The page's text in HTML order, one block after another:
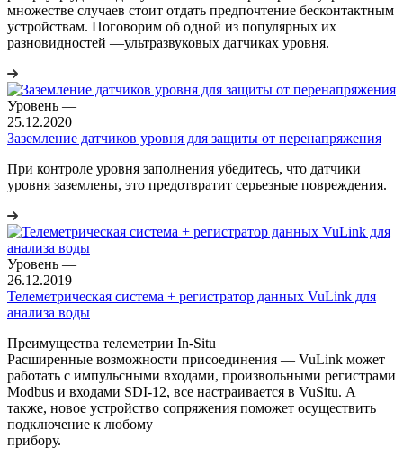
множестве случаев стоит отдать предпочтение бесконтактным
устройствам. Поговорим об одной из популярных их
разновидностей —ультразвуковых датчиках уровня.
Уровень —
25.12.2020
Заземление датчиков уровня для защиты от перенапряжения
При контроле уровня заполнения убедитесь, что датчики
уровня заземлены, это предотвратит серьезные повреждения.
Уровень —
26.12.2019
Телеметрическая система + регистратор данных VuLink для
анализа воды
Преимущества телеметрии In-Situ
Расширенные возможности присоединения — VuLink может
работать с импульсными входами, произвольными регистрами
Modbus и входами SDI-12, все настраивается в VuSitu. А
также, новое устройство сопряжения поможет осуществить
подключение к любому